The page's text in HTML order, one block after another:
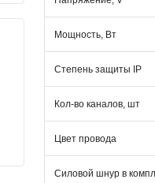
Мощность, Вт
Степень защиты IP
Кол-во каналов, шт
Цвет провода
Силовой шнур в